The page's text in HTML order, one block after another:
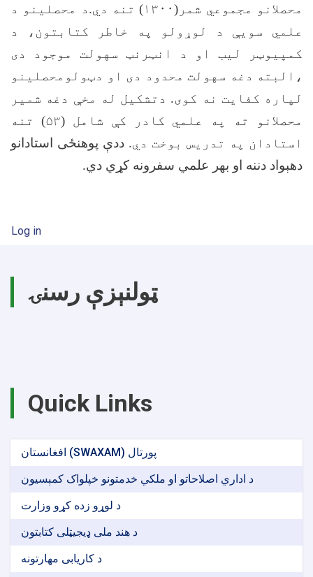
محصلانو مجموعي شمر(۱۳۰۰) تنه دي.د محصلينو د
علمي سويې د لوړولو په خاطر کتابتون، د
کمپيوټر ليب او د انټرنټ سهولت موجود دی
،البته دغه سهولت محدود دی او دټولومحصلينو
لپاره کفايت نه کوی. دتشکيل له مخې دغه شمير
محصلانو ته په علمي کادر کې شامل (۵۳) تنه
استادان په تدريس بوخت دي. ددې پوهنځى استادانو
دهېواد دننه او بهر علمي سفرونه کړي دي.
User account menu
Log in
ټولنېزې رسنۍ
Quick Links
افغانستان (SWAXAM) پورتال
د اداري اصلاحاتو او ملکي خدمتونو خپلواک کمېسیون
د لوړو زده کړو وزارت
د هند ملی ډیجیټلی کتابتون
د کاریابی مهارتونه